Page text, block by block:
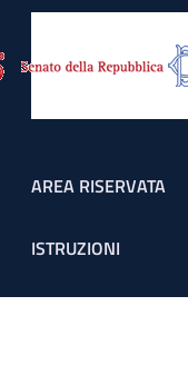
Footer
AREA RISERVATA
ISTRUZIONI